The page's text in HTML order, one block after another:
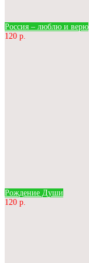
Россия – люблю и верю
120 р.
Рождение Души
120 р.